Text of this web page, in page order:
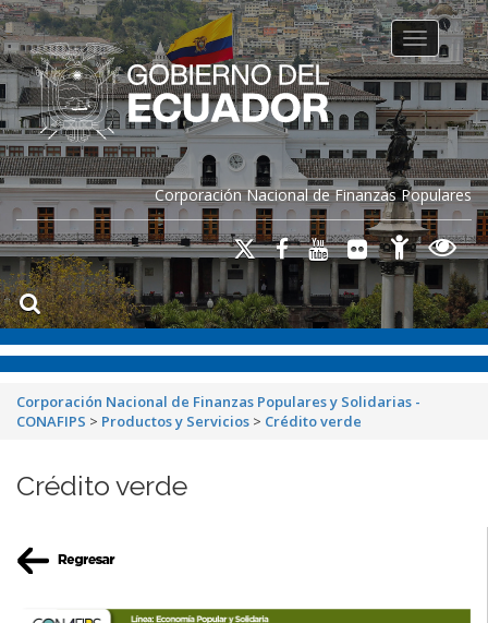
Corporación Nacional de Finanzas Populares
Toggle
Corporación Nacional de Finanzas Populares y Solidarias -
CONAFIPS > Productos y Servicios > Crédito verde
Crédito verde